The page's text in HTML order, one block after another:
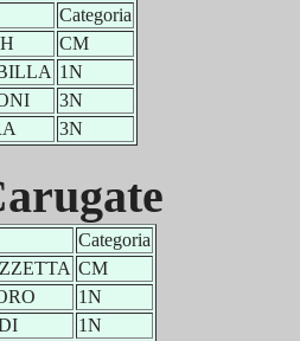
Categoria
CM
1N
3N
3N
Categoria
CM
1N
1N